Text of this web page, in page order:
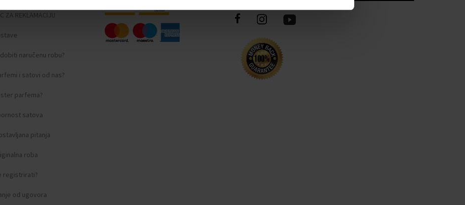
ZA REKLAMACIJU
naručenu robu?
i satovi od nas?
parfema?
satova
pitanja
roba
registrirati?
od ugovora